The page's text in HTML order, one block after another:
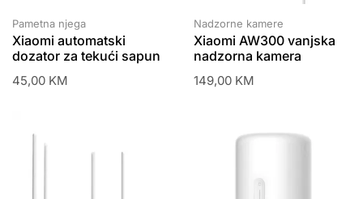
Pametna njega
Xiaomi automatski
dozator za tekući sapun
45,00 KM
Nadzorne kamere
Xiaomi AW300 vanjska
nadzorna kamera
149,00 KM